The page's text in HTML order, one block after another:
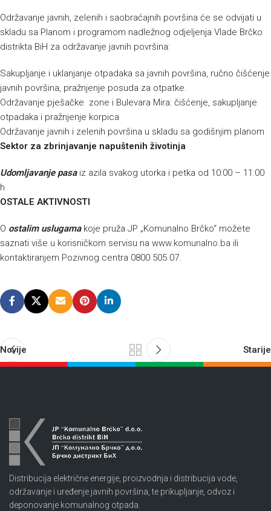
Održavanje javnih, zelenih i saobraćajnih površina će se odvijati u
skladu sa Planom i programom nadležnog odjeljenja Vlade Brčko
distrikta BiH za održavanje javnih površina:
Sakupljanje i uklanjanje otpadaka sa javnih površina, ručno čišćenje
javnih površina, pražnjenje posuda za otpatke.
Održavanje pješačke zone i Bulevara Mira: čišćenje, sakupljanje
otpadaka i pražnjenje korpica
Održavanje javnih i zelenih površina u skladu sa godišnjim planom
Sektor za zbrinjavanje napuštenih životinja
Udomljavanje pasaiz azila svakog utorka i petka od 10:00 – 11:00
h
OSTALE AKTIVNOSTI
O ostalim uslugamakoje pruža JP „Komunalno Brčko“ možete
saznati više u korisničkom servisu na www.komunalno.ba ili
kontaktiranjem Pozivnog centra 0800 505 07.
Novije Starije
Distribucija električne energije, proizvodnja i distribucija vode,
održavanje i uređenje javnih površina, te prikupljanje, odvoz i
deponovanje komunalnog otpada.